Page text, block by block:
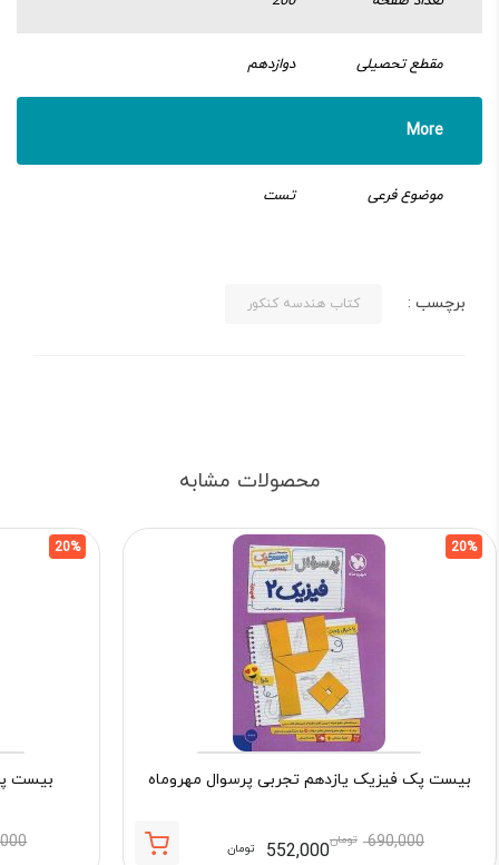
مقطع تحصیلی دوازدهم
More
موضوع فرعی تست
برچسب : کتاب هندسه کنکور
محصولات مشابه
20%
بیست پک فیزیک یازدهم تجربی پرسوال مهروماه
690,000 تومان552,000 تومان
20%
بیست